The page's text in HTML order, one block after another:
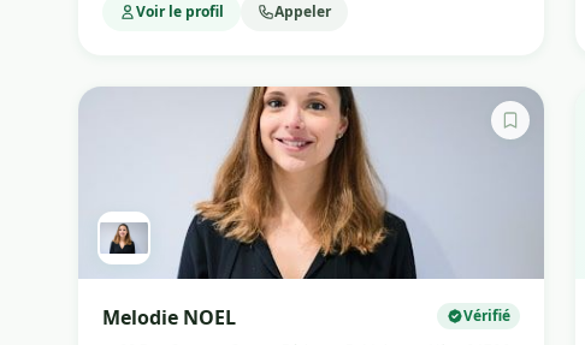
Voir le profil Appeler
Melodie NOEL Vérifié